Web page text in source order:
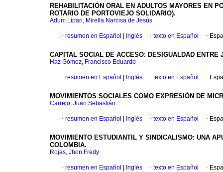
REHABILITACIÓN ORAL EN ADULTOS MAYORES EN
ROTARIO DE PORTOVIEJO SOLIDARIO).
Adum Lípari, Mirella Narcisa de Jesús
· resumen en Español Inglés · texto en Español ·
CAPITAL SOCIAL DE ACCESO: DESIGUALDAD
Haz Gómez, Francisco Eduardo
· resumen en Español Inglés · texto en Español ·
MOVIMIENTOS SOCIALES COMO EXPRESIÓN DE
Carrejo, Juan Sebastián
· resumen en Español Inglés · texto en Español ·
MOVIMIENTO ESTUDIANTIL Y SINDICALISMO: UNA
COLOMBIA.
Rojas, Jhon Fredy
· resumen en Español Inglés · texto en Español ·